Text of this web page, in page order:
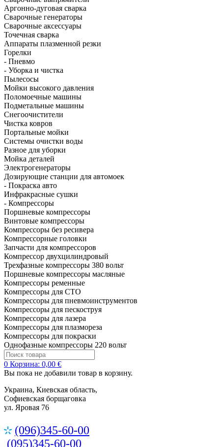
Аргонно-дуговая сварка
Сварочные генераторы
Сварочные аксессуары
Точечная сварка
Аппараты плазменной резки
Горелки
- Пневмо
- Уборка и чистка
Пылесосы
Мойки высокого давления
Поломоечные машины
Подметальные машины
Снегоочистители
Чистка ковров
Портальные мойки
Системы очистки воды
Разное для уборки
Мойка деталей
Электрогенераторы
Дозирующие станции для автомоек
- Покраска авто
Инфракрасные сушки
- Компрессоры
Поршневые компрессоры
Винтовые компрессоры
Компрессоры без ресивера
Компрессорные головки
Запчасти для компрессоров
Компрессор двухцилиндровый
Трехфазные компрессоры 380 вольт
Поршневые компрессоры масляные
Компрессоры ременные
Компрессоры для СТО
Компрессоры для пневмоинструментов
Компрессоры для пескоструя
Компрессоры для лазера
Компрессоры для плазмореза
Компрессоры для покраски
Однофазные компрессоры 220 вольт
0 Корзина: 0,00 €
Вы пока не добавили товар в корзину.
Украина, Киевская область,
Софиевская борщаговка
ул. Яровая 76
(096)345-60-00
(095)345-60-00